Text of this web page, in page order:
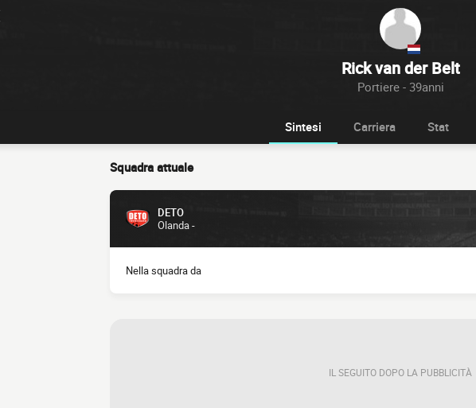
Rick van der Belt
Portiere - 39anni
Sintesi Carriera Stat
Squadra attuale
DETO
Olanda -
Nella squadra da
IL SEGUITO DOPO LA PUBBLICITÀ